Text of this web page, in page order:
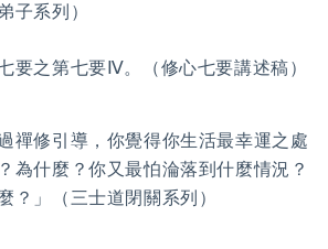
子系列）
要之第七要Ⅳ。（修心七要講述稿）
過禪修引導，你覺得你生活最幸運之處
為什麼？你又最怕淪落到什麼情況？
？」（三士道閉關系列）